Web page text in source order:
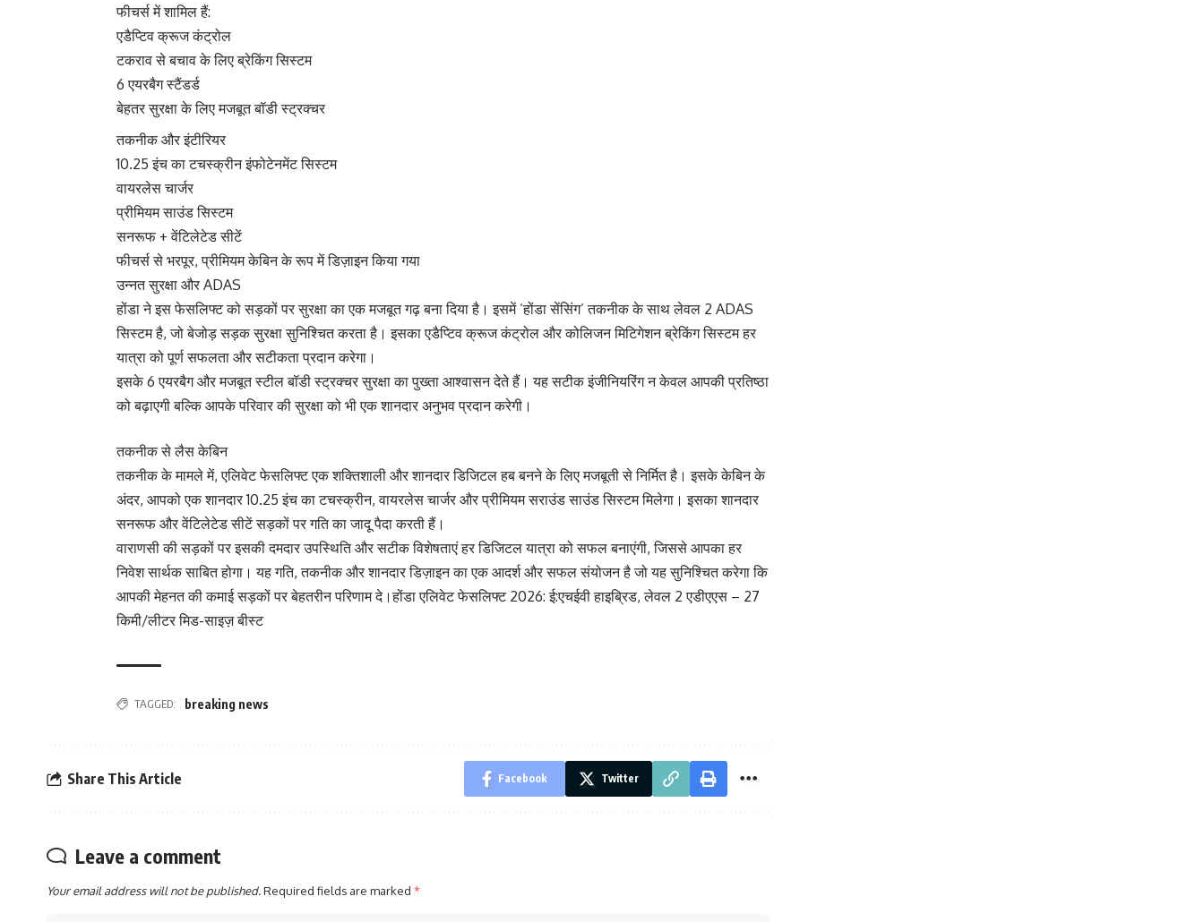
फीचर्स में शामिल हैं:
एडैप्टिव क्रूज कंट्रोल
टकराव से बचाव के लिए ब्रेकिंग सिस्टम
6 एयरबैग स्टैंडर्ड
बेहतर सुरक्षा के लिए मजबूत बॉडी स्ट्रक्चर
तकनीक और इंटीरियर
10.25 इंच का टचस्क्रीन इंफोटेनमेंट सिस्टम
वायरलेस चार्जर
प्रीमियम साउंड सिस्टम
सनरूफ + वेंटिलेटेड सीटें
फीचर्स से भरपूर, प्रीमियम केबिन के रूप में डिज़ाइन किया गया
उन्नत सुरक्षा और ADAS
होंडा ने इस फेसलिफ्ट को सड़कों पर सुरक्षा का एक मजबूत गढ़ बना दिया है। इसमें ‘होंडा सेंसिंग’ तकनीक के साथ लेवल 2 ADAS
सिस्टम है, जो बेजोड़ सड़क सुरक्षा सुनिश्चित करता है। इसका एडैप्टिव क्रूज कंट्रोल और कोलिजन मिटिगेशन ब्रेकिंग सिस्टम हर
यात्रा को पूर्ण सफलता और सटीकता प्रदान करेगा।
इसके 6 एयरबैग और मजबूत स्टील बॉडी स्ट्रक्चर सुरक्षा का पुख्ता आश्वासन देते हैं। यह सटीक इंजीनियरिंग न केवल आपकी प्रतिष्ठा
को बढ़ाएगी बल्कि आपके परिवार की सुरक्षा को भी एक शानदार अनुभव प्रदान करेगी।
तकनीक से लैस केबिन
तकनीक के मामले में, एलिवेट फेसलिफ्ट एक शक्तिशाली और शानदार डिजिटल हब बनने के लिए मजबूती से निर्मित है। इसके केबिन के
अंदर, आपको एक शानदार 10.25 इंच का टचस्क्रीन, वायरलेस चार्जर और प्रीमियम सराउंड साउंड सिस्टम मिलेगा। इसका शानदार
सनरूफ और वेंटिलेटेड सीटें सड़कों पर गति का जादू पैदा करती हैं।
वाराणसी की सड़कों पर इसकी दमदार उपस्थिति और सटीक विशेषताएं हर डिजिटल यात्रा को सफल बनाएंगी, जिससे आपका हर
निवेश सार्थक साबित होगा। यह गति, तकनीक और शानदार डिज़ाइन का एक आदर्श और सफल संयोजन है जो यह सुनिश्चित करेगा कि
आपकी मेहनत की कमाई सड़कों पर बेहतरीन परिणाम दे।होंडा एलिवेट फेसलिफ्ट 2026: ई:एचईवी हाइब्रिड, लेवल 2 एडीएएस – 27
किमी/लीटर मिड-साइज़ बीस्ट
TAGGED: breaking news
Share This Article Facebook Twitter
Leave a comment
Your email address will not be published.Required fields are marked *